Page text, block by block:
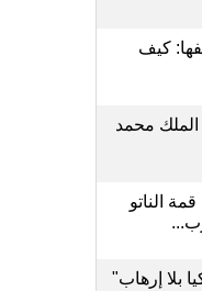
كيف
الملك محمد
الناتو
بلا إرهاب"